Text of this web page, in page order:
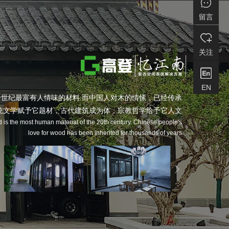
纪最富有人情味的材料.而中国人对木的情愫，已经传承
文学赋予它题材，古代建筑成为体，宗教哲学给予它人文
is the most human material of the 20th century. Chinese people's
love for wood has been inherited for thousands of years
留言
关注
EN